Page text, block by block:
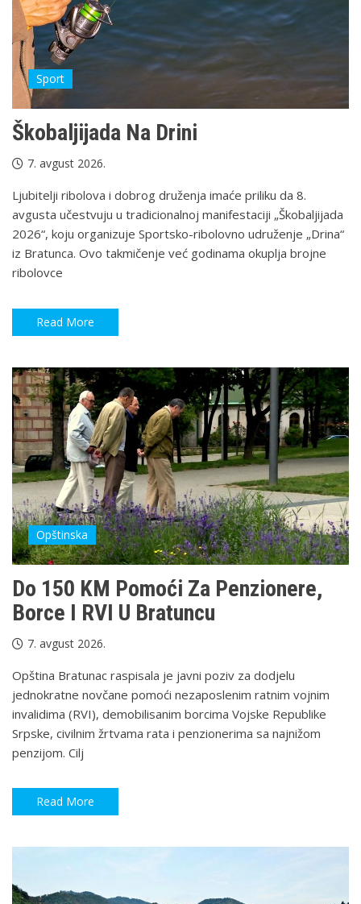
Sport
Škobaljijada Na Drini
7. avgust 2026.
Ljubitelji ribolova i dobrog druženja imaće priliku da 8.
avgusta učestvuju u tradicionalnoj manifestaciji „Škobaljijada
2026“, koju organizuje Sportsko-ribolovno udruženje „Drina“
iz Bratunca. Ovo takmičenje već godinama okuplja brojne
ribolovce
Read More
Opštinska
Do 150 KM Pomoći Za Penzionere,
Borce I RVI U Bratuncu
7. avgust 2026.
Opština Bratunac raspisala je javni poziv za dodjelu
jednokratne novčane pomoći nezaposlenim ratnim vojnim
invalidima (RVI), demobilisanim borcima Vojske Republike
Srpske, civilnim žrtvama rata i penzionerima sa najnižom
penzijom. Cilj
Read More